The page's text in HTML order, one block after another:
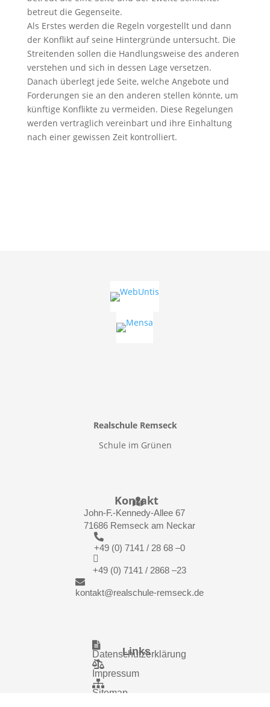
betreut die Gegenseite.
Als Erstes werden die Regeln vorgestellt und dann
der Konflikt auf seine Hintergründe untersucht. Die
Streitenden sollen die Handlungsweise des anderen
verstehen und sich in dessen Lage versetzen.
Danach überlegt jede Seite, welche Angebote und
Forderungen sie an den anderen stellen könnte, um
künftige Konflikte zu vermeiden. Diese Regelungen
werden vertraglich vereinbart und ihre Einhaltung
nach einer gewissen Zeit kontrolliert.
Realschule Remseck
Schule im Grünen
Kontakt

John-F.-Kennedy-Allee 67
71686 Remseck am Neckar

+49 (0) 7141 / 28 68 –0

+49 (0) 7141 / 2868 –23

kontakt@realschule-remseck.de
Links

Datenschutzerklärung

Impressum

Sitemap